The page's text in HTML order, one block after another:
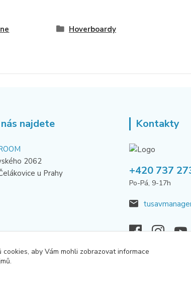
Hoverboardy
najdete
2062
u Prahy
Kontakty
+420 737
Po-Pá, 9-17h
cookies, aby Vám mohli zobrazovat informace